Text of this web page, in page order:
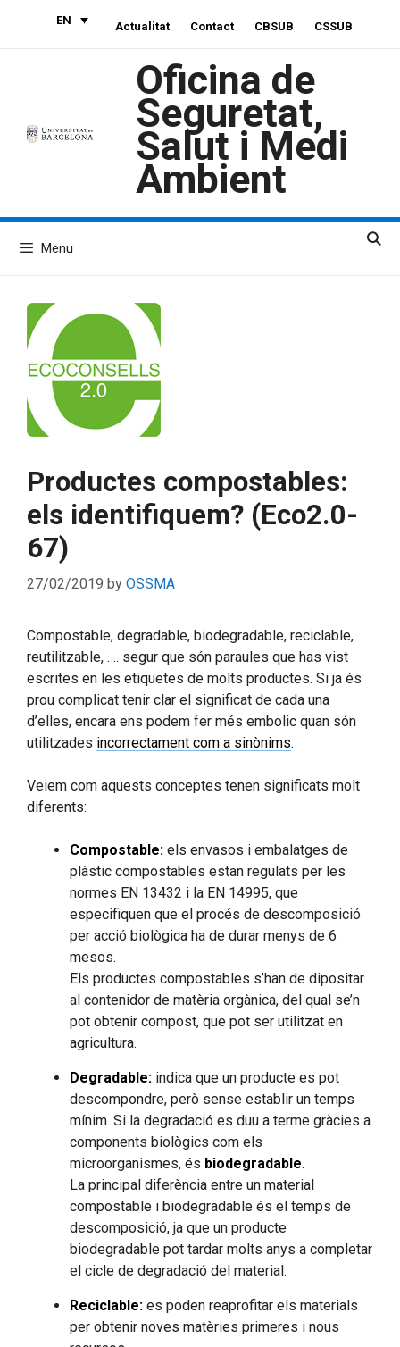
EN Actualitat Contact CBSUB CSSUB
Oficina de
Seguretat,
Salut i Medi
Ambient
Menu
Productes compostables:
els identifiquem? (Eco2.0-
67)
27/02/2019 by OSSMA
Compostable, degradable, biodegradable, reciclable,
reutilitzable, …. segur que són paraules que has vist
escrites en les etiquetes de molts productes. Si ja és
prou complicat tenir clar el significat de cada una
d’elles, encara ens podem fer més embolic quan són
utilitzades incorrectament com a sinònims.
Veiem com aquests conceptes tenen significats molt
diferents:
Compostable: els envasos i embalatges de
plàstic compostables estan regulats per les
normes EN 13432 i la EN 14995, que
especifiquen que el procés de descomposició
per acció biològica ha de durar menys de 6
mesos.
Els productes compostables s’han de dipositar
al contenidor de matèria orgànica, del qual se’n
pot obtenir compost, que pot ser utilitzat en
agricultura.
Degradable: indica que un producte es pot
descompondre, però sense establir un temps
mínim. Si la degradació es duu a terme gràcies a
components biològics com els
microorganismes, és biodegradable.
La principal diferència entre un material
compostable i biodegradable és el temps de
descomposició, ja que un producte
biodegradable pot tardar molts anys a completar
el cicle de degradació del material.
Reciclable: es poden reaprofitar els materials
per obtenir noves matèries primeres i nous